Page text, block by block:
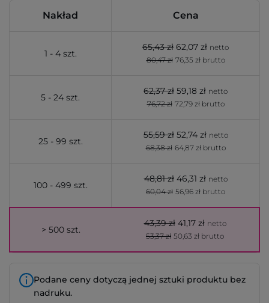
Nakład Cena
1 - 4 szt.
65,43 zł 62,07 zł netto
80,47 zł 76,35 zł brutto
5 - 24 szt.
62,37 zł 59,18 zł netto
76,72 zł 72,79 zł brutto
25 - 99 szt.
55,59 zł 52,74 zł netto
68,38 zł 64,87 zł brutto
100 - 499 szt.
48,81 zł 46,31 zł netto
60,04 zł 56,96 zł brutto
> 500 szt.
43,39 zł 41,17 zł netto
53,37 zł 50,63 zł brutto
Podane ceny dotyczą jednej sztuki produktu bez
nadruku.